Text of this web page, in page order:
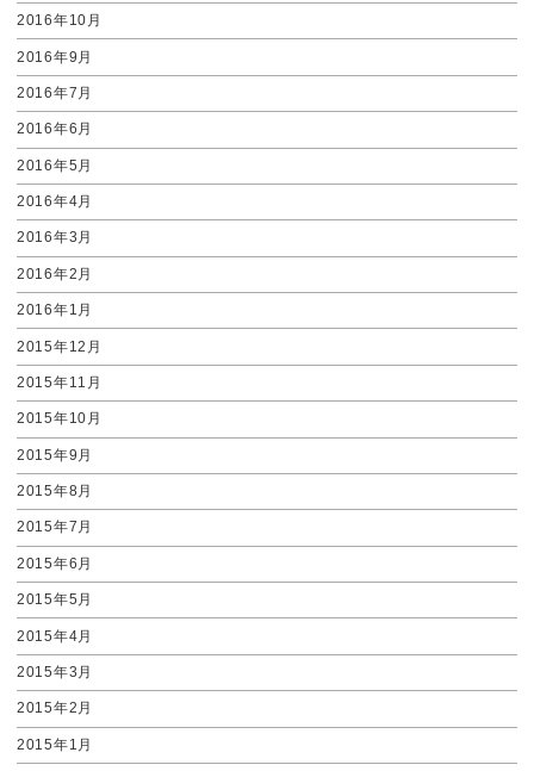
2016年10月
2016年9月
2016年7月
2016年6月
2016年5月
2016年4月
2016年3月
2016年2月
2016年1月
2015年12月
2015年11月
2015年10月
2015年9月
2015年8月
2015年7月
2015年6月
2015年5月
2015年4月
2015年3月
2015年2月
2015年1月